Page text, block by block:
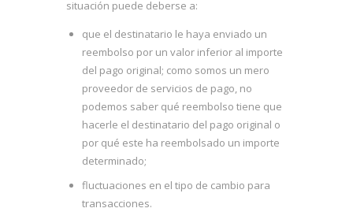
situación puede deberse a:
que el destinatario le haya enviado un
reembolso por un valor inferior al importe
del pago original; como somos un mero
proveedor de servicios de pago, no
podemos saber qué reembolso tiene que
hacerle el destinatario del pago original o
por qué este ha reembolsado un importe
determinado;
fluctuaciones en el tipo de cambio para
transacciones.